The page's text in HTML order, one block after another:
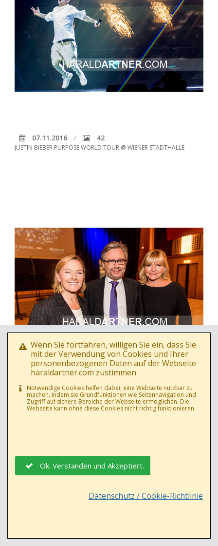
07.11.2016 42
JUSTIN BIEBER PURPOSE WORLD TOUR @ WIENER STADTHALLE
07.11.2016 8
LICHT INS DUNKEL AUFTAKT 2016 @ RADIOKULTURHAUS
Wenn Sie fortfahren, willigen Sie ein, dass Sie
mit der Verwendung von Cookies und Ihrer
personenbezogenen Daten auf der Webseite
haraldartner.com zustimmen.
Notwendige Cookies helfen dabei, eine Webseite nutzbar zu
machen, indem sie Grundfunktionen wie Seitennavigation und
Zugriff auf sichere Bereiche der Webseite ermöglichen. Die
Webseite kann ohne diese Cookies nicht richtig funktionieren.
Ok. Verstanden und Akzeptiert.
Datenschutz / Cookie-Richtlinie